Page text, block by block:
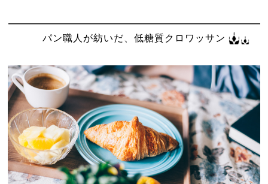
パン職人が紡いだ、低糖質クロワッサン